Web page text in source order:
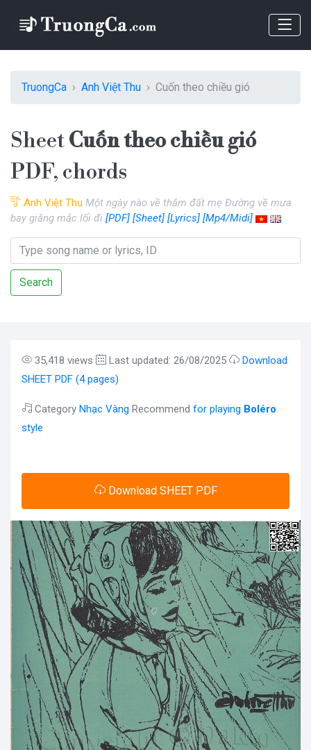
TruongCa Anh Việt Thu Cuốn theo chiều gió
SheetCuốn theo chiều gió
PDF, chords
Anh Việt Thu Một ngày nào về thăm đất mẹ Đường về mưa
bay giăng mắc lối đi [PDF] [Sheet] [Lyrics] [Mp4/Midi]
Search
35,418 views Last updated: 26/08/2025
Download
SHEET PDF (4 pages)
Category Nhạc Vàng Recommend for playing Boléro
style
Download SHEET PDF